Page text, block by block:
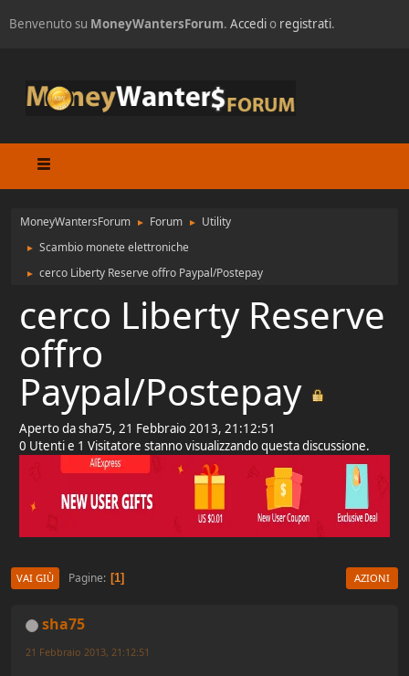
Benvenuto su MoneyWantersForum. Accedio registrati.
MoneyWantersForum ► Forum ► Utility
► Scambio monete elettroniche
► cerco Liberty Reserve offro Paypal/Postepay
cerco Liberty Reserve
offro
Paypal/Postepay
Aperto da sha75, 21 Febbraio 2013, 21:12:51
0 Utenti e 1 Visitatore stanno visualizzando questa discussione.
VAI GIÙ Pagine 1 AZIONI
sha75
21 Febbraio 2013, 21:12:51